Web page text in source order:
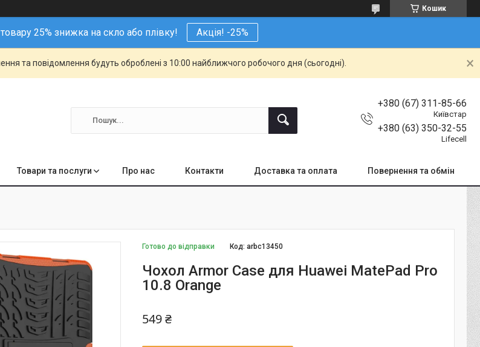
Кошик
25% знижка на скло або плівку! Акція! -25%
та повідомлення будуть оброблені з 10:00 найближчого робочого дня (сьогодні).
+380 (67) 311-85-66
Київстар
+380 (63) 350-32-55
Lifecell
Товари та послуги Про нас Контакти Доставка та оплата Повернення та обмін
Готово до відправки Код:arbc13450
Чохол Armor Case для Huawei MatePad Pro
10.8 Orange
549 ₴